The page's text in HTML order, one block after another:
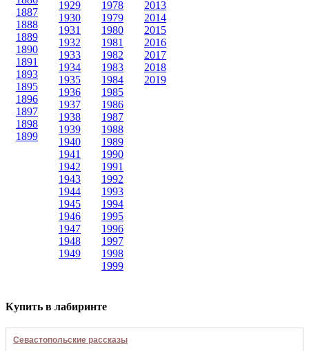
1887
1888
1889
1890
1891
1893
1895
1896
1897
1898
1899
1929
1930
1931
1932
1933
1934
1935
1936
1937
1938
1939
1940
1941
1942
1943
1944
1945
1946
1947
1948
1949
1978
1979
1980
1981
1982
1983
1984
1985
1986
1987
1988
1989
1990
1991
1992
1993
1994
1995
1996
1997
1998
1999
2013
2014
2015
2016
2017
2018
2019
Купить в лабиринте
Севастопольские рассказы